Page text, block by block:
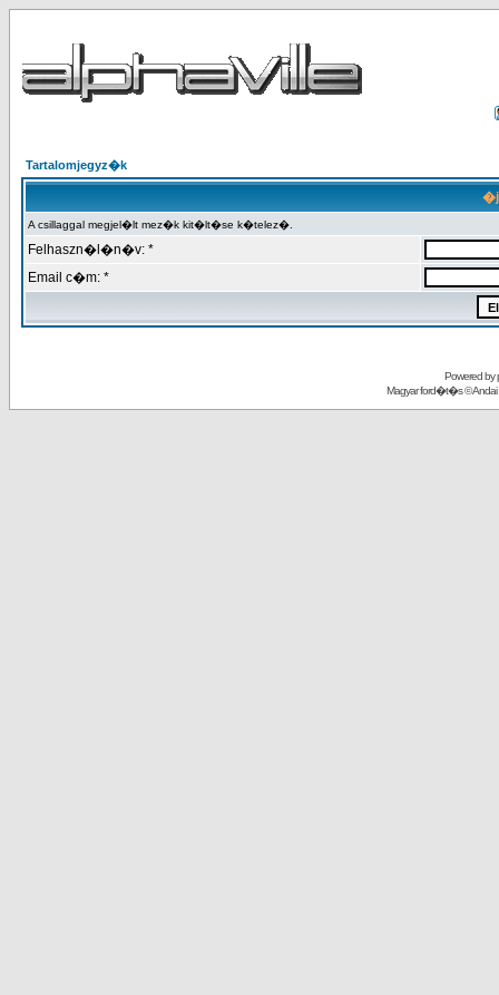
Tartalomjegyz�k
�j
A csillaggal megjel�lt mez�k kit�lt�se k�telez�.
Felhaszn�l�n�v: *
Email c�m: *
Powered by
Magyar ford�t�s ©Andai